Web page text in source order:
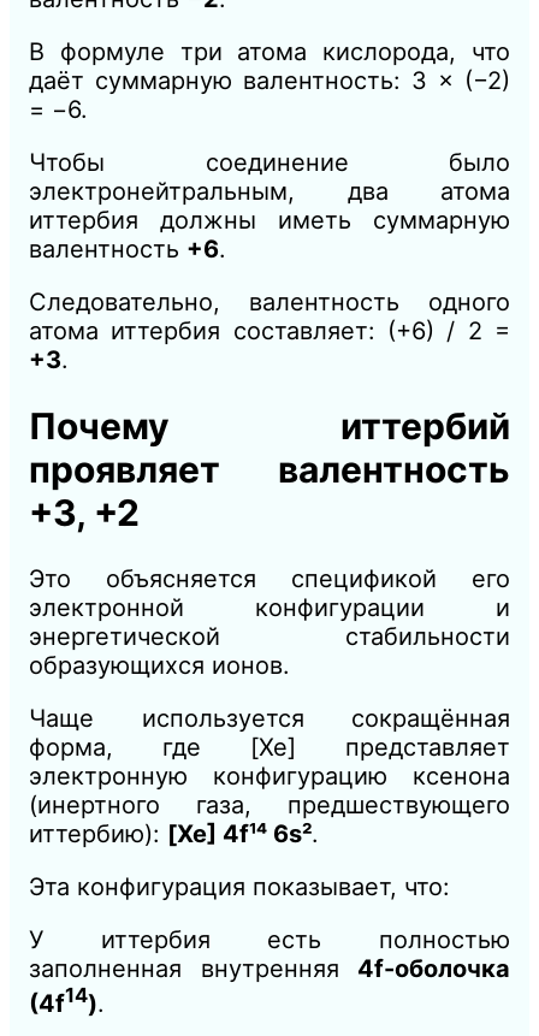
В формуле три атома кислорода, что
даёт суммарную валентность: 3 × (−2)
= −6.
Чтобы соединение было
электронейтральным, два атома
иттербия должны иметь суммарную
валентность +6.
Следовательно, валентность одного
атома иттербия составляет: (+6) / 2 =
+3.
Почему иттербий
проявляет валентность
+3, +2
Это объясняется спецификой его
электронной конфигурации и
энергетической стабильности
образующихся ионов.
Чаще используется сокращённая
форма, где [Xe] представляет
электронную конфигурацию ксенона
(инертного газа, предшествующего
иттербию): [Xe] 4f¹⁴ 6s².
Эта конфигурация показывает, что:
У иттербия есть полностью
заполненная внутренняя 4f-оболочка
(4f14).